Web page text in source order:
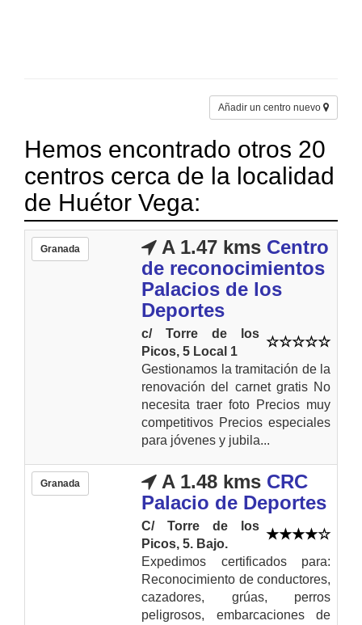
Añadir un centro nuevo
Hemos encontrado otros 20
centros cerca de la localidad
de Huétor Vega:
Granada A 1.47 kms Centro
de reconocimientos
Palacios de los
Deportes
c/ Torre de los
Picos, 5 Local 1
Gestionamos la tramitación de la
renovación del carnet gratis No
necesita traer foto Precios muy
competitivos Precios especiales
para jóvenes y jubila...
Granada A 1.48 kms CRC
Palacio de Deportes
C/ Torre de los
Picos, 5. Bajo.
Expedimos certificados para:
Reconocimiento de conductores,
cazadores, grúas, perros
peligrosos, embarcaciones de